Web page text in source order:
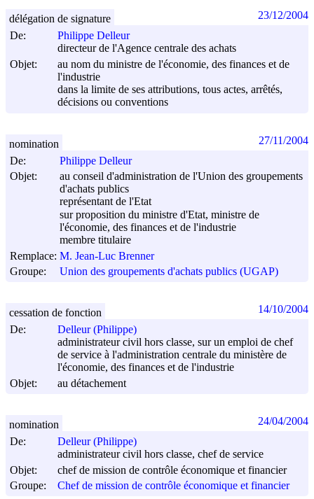
De:
Philippe Delleur
directeur de l'Agence centrale des achats
Objet:
au nom du ministre de l'économie, des finances et de
l'industrie
dans la limite de ses attributions, tous actes, arrêtés,
décisions ou conventions
délégation de signature 23/12/2004
De:
Philippe Delleur
Objet:
au conseil d'administration de l'Union des groupements
d'achats publics
représentant de l'Etat
sur proposition du ministre d'Etat, ministre de
l'économie, des finances et de l'industrie
membre titulaire
Remplace: M. Jean-Luc Brenner
Groupe:
Union des groupements d'achats publics (UGAP)
nomination 27/11/2004
De:
Delleur (Philippe)
administrateur civil hors classe, sur un emploi de chef
de service à l'administration centrale du ministère de
l'économie, des finances et de l'industrie
Objet:
au détachement
cessation de fonction 14/10/2004
De:
Delleur (Philippe)
administrateur civil hors classe, chef de service
Objet:
chef de mission de contrôle économique et financier
Groupe:
Chef de mission de contrôle économique et financier
nomination 24/04/2004